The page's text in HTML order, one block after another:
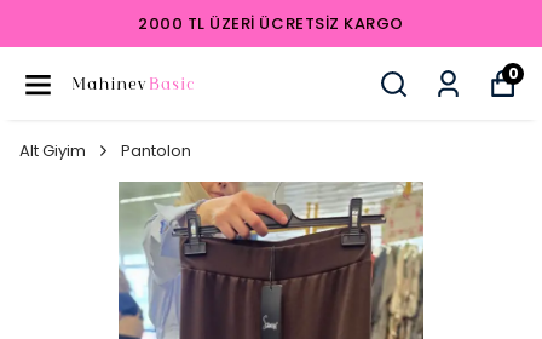
2000 TL ÜZERI ÜCRETSIZ KARGO
0
Alt Giyim Pantolon